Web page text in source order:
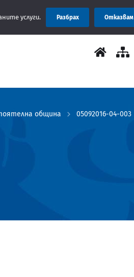
община 05092016-04-003
услуги. Разбрах Отказвам